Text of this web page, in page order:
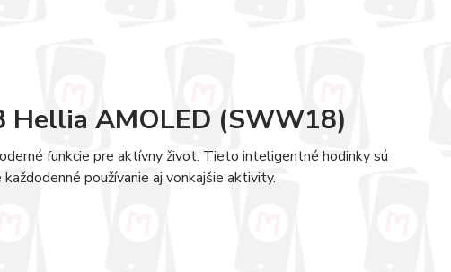
AMOLED (SWW18)
funkcie pre aktívny život. Tieto inteligentné hodinky sú
používanie aj vonkajšie aktivity.